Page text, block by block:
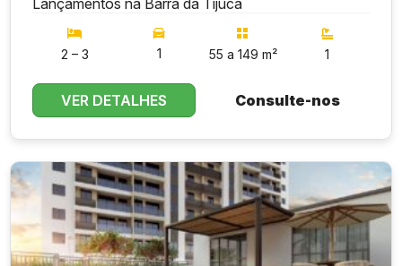
Lançamentos na Barra da Tijuca
2 – 3 1 55 a 149 m² 1
VER DETALHES Consulte-nos